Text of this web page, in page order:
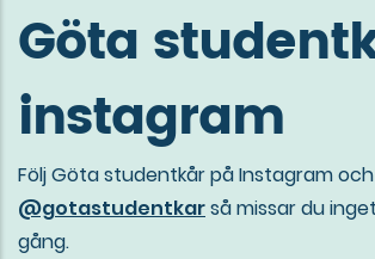
Göta
instagram
Följ Göta studentkår på Instagram och
@gotastudentkarså missar du
gång.